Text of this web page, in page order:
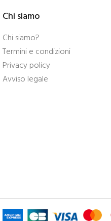
Chi siamo
Chi siamo?
Termini e condizioni
Privacy policy
Avviso legale